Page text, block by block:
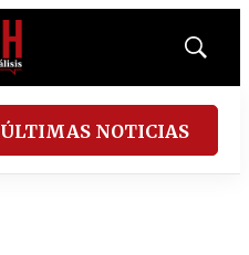
Mostrar
ÚLTIMAS NOTICIAS